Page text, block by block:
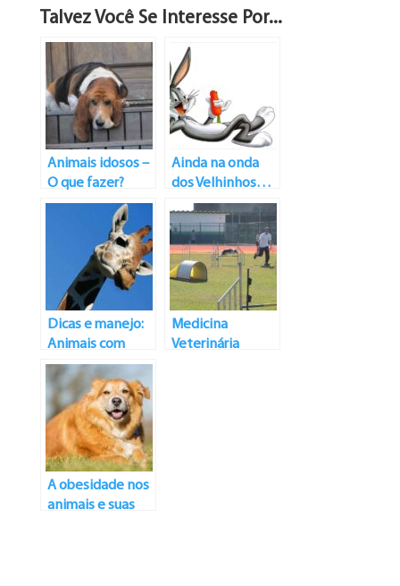
Talvez Você Se Interesse Por...
Animais idosos –
O que fazer?
Ainda na onda
dos Velhinhos…
Dicas e manejo:
Animais com
Problemas de
Cervical
Medicina
Veterinária
A obesidade nos
animais e suas